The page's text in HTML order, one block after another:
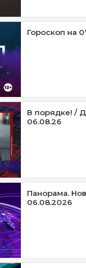
Гороскоп на
В порядке! /
06.08.26
Панорама.
06.08.2026